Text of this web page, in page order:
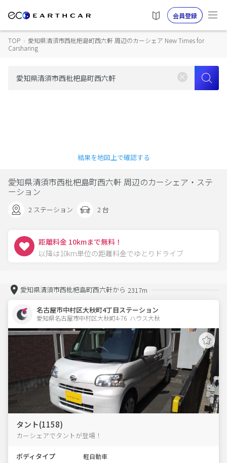
会員登録
TOP › 愛知県清須市西枇杷島町西六軒 周辺のカーシェア New Times for
Carsharing
結果を地図上で確認する
愛知県清須市西枇杷島町西六軒 周辺のカーシェア・ステ
ーション
2 ステーション 2 台
距離料金 10kmまで無料！
以降は10km単位の距離料金でゆとりドライブ
愛知県清須市西枇杷島町西六軒から 2317m
名古屋市中村区大秋町4丁目ステーション
愛知県名古屋市中村区大秋町4-76  ハウス大秋
タント(1158)
カーシェアでタントが登場！
ボディタイプ 軽自動車